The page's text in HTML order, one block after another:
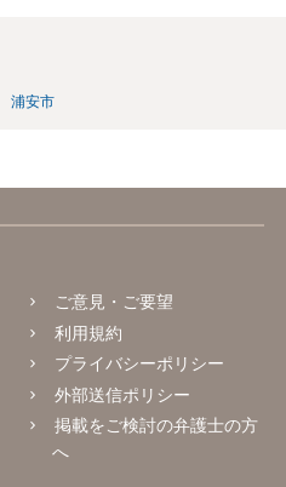
浦安市
ご意見・ご要望
利用規約
プライバシーポリシー
外部送信ポリシー
掲載をご検討の弁護士の方
へ